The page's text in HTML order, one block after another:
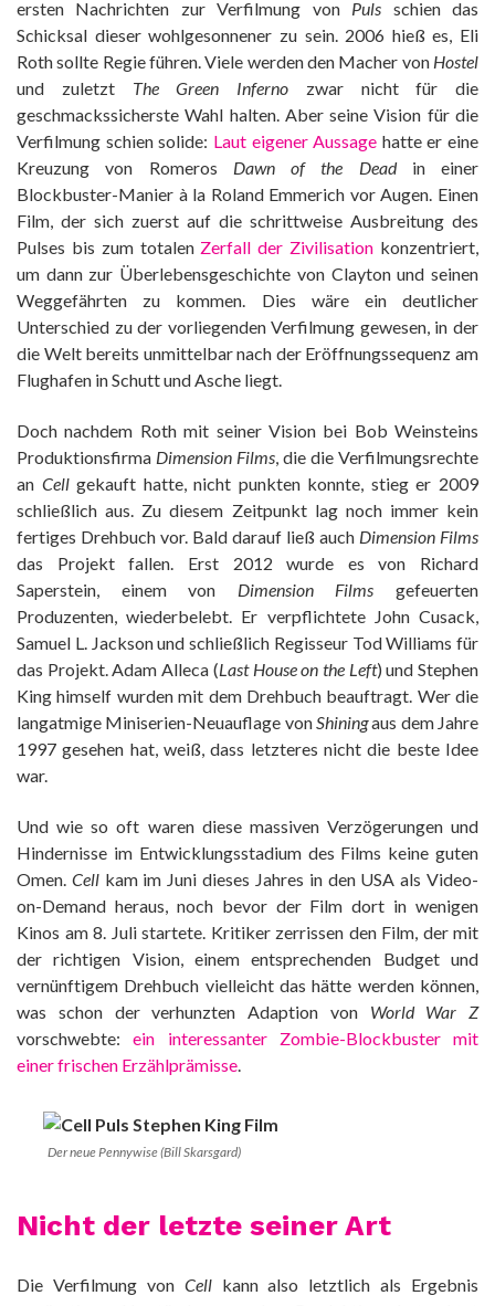
ersten Nachrichten zur Verfilmung von Puls schien das
Schicksal dieser wohlgesonnener zu sein. 2006 hieß es, Eli
Roth sollte Regie führen. Viele werden den Macher von Hostel
und zuletzt The Green Inferno zwar nicht für die
geschmackssicherste Wahl halten. Aber seine Vision für die
Verfilmung schien solide: Laut eigener Aussage hatte er eine
Kreuzung von Romeros Dawn of the Deadin einer
Blockbuster-Manier à la Roland Emmerich vor Augen. Einen
Film, der sich zuerst auf die schrittweise Ausbreitung des
Pulses bis zum totalen Zerfall der Zivilisation konzentriert,
um dann zur Überlebensgeschichte von Clayton und seinen
Weggefährten zu kommen. Dies wäre ein deutlicher
Unterschied zu der vorliegenden Verfilmung gewesen, in der
die Welt bereits unmittelbar nach der Eröffnungssequenz am
Flughafen in Schutt und Asche liegt.
Doch nachdem Roth mit seiner Vision bei Bob Weinsteins
Produktionsfirma Dimension Films, die die Verfilmungsrechte
an Cellgekauft hatte, nicht punkten konnte, stieg er 2009
schließlich aus. Zu diesem Zeitpunkt lag noch immer kein
fertiges Drehbuch vor. Bald darauf ließ auch Dimension Films
das Projekt fallen. Erst 2012 wurde es von Richard
Saperstein, einem von Dimension Filmsgefeuerten
Produzenten, wiederbelebt. Er verpflichtete John Cusack,
Samuel L. Jackson und schließlich Regisseur Tod Williams für
das Projekt. Adam Alleca (Last House on the Left) und Stephen
King himself wurden mit dem Drehbuch beauftragt. Wer die
langatmige Miniserien-Neuauflage vonShiningaus dem Jahre
1997 gesehen hat, weiß, dass letzteres nicht die beste Idee
war.
Und wie so oft waren diese massiven Verzögerungen und
Hindernisse im Entwicklungsstadium des Films keine guten
Omen. Cellkam im Juni dieses Jahres in den USA als Video-
on-Demand heraus, noch bevor der Film dort in wenigen
Kinos am 8. Juli startete. Kritiker zerrissen den Film, der mit
der richtigen Vision, einem entsprechenden Budget und
vernünftigem Drehbuch vielleicht das hätte werden können,
was schon der verhunzten Adaption von World War Z
vorschwebte:ein interessanter Zombie-Blockbuster mit
einer frischen Erzählprämisse.
Der neue Pennywise (Bill Skarsgard)
Nicht der letzte seiner Art
Die Verfilmung von Cellkann also letztlich als Ergebnis